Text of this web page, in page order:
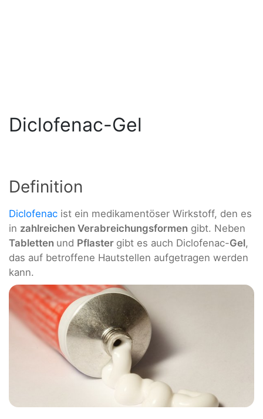
Diclofenac-Gel
Definition
Diclofenac ist ein medikamentöser Wirkstoff, den es
in zahlreichen Verabreichungsformen gibt. Neben
Tabletten und Pflaster gibt es auch Diclofenac-Gel,
das auf betroffene Hautstellen aufgetragen werden
kann.